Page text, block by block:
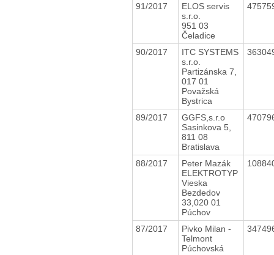
91/2017
ELOS servis
s.r.o.
951 03
Čeladice
90/2017
ITC SYSTEMS
s.r.o.
Partizánska 7,
017 01
Považská
Bystrica
89/2017
GGFS,s.r.o
Sasinkova 5,
811 08
Bratislava
88/2017
Peter Mazák
ELEKTROTYP
Vieska
Bezdedov
33,020 01
Púchov
87/2017
Pivko Milan -
Telmont
Púchovská